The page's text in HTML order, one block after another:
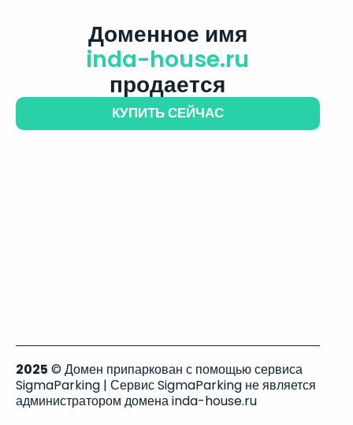
Доменное имя
inda-house.ru
продается
КУПИТЬ СЕЙЧАС
2025 © Домен припаркован с помощью сервиса
SigmaParking | Сервис SigmaParking не является
администратором домена inda-house.ru